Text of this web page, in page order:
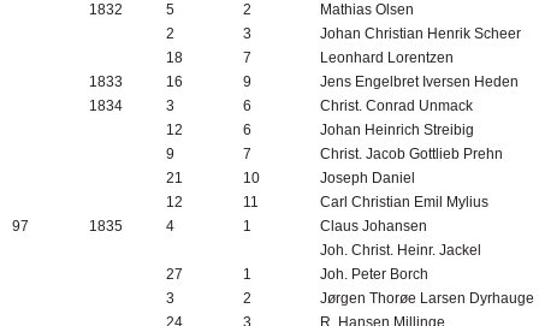
1832
5 2
Mathias Olsen
2
3
Johan Christian Henrik Scheer
18
7
Leonhard Lorentzen
1833
16 9
Jens Engelbret Iversen Heden
1834
3 6
Christ. Conrad Unmack
12
6
Johan Heinrich Streibig
9
7
Christ. Jacob Gottlieb Prehn
21
10
Joseph Daniel
12
11
Carl Christian Emil Mylius
97
1835 4 1
Claus Johansen
Joh. Christ. Heinr. Jackel
27
1
Joh. Peter Borch
3
2
Jørgen Thorøe Larsen Dyrhauge
24
3 R. Hansen Millinge